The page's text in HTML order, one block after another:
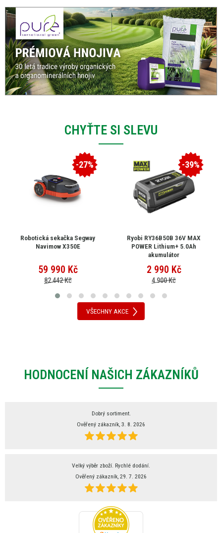
CHYŤTE SI SLEVU
-27%
Robotická sekačka Segway
Navimow X350E
59 990 Kč
82 442 Kč
-39%
Ryobi RY36B50B 36V MAX
POWER Lithium+ 5.0Ah
akumulátor
2 990 Kč
4 900 Kč
VŠECHNY AKCE
HODNOCENÍ NAŠICH ZÁKAZNÍKŮ
Dobrý sortiment.
Ověřený zákazník, 3. 8. 2026
Velký výběr zboží. Rychlé dodání.
Ověřený zákazník, 29. 7. 2026